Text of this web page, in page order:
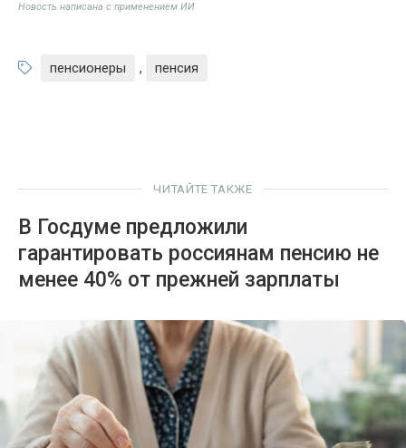
Новость написана с применением ИИ
пенсионеры , пенсия
ЧИТАЙТЕ ТАКЖЕ
В Госдуме предложили
гарантировать россиянам пенсию не
менее 40% от прежней зарплаты